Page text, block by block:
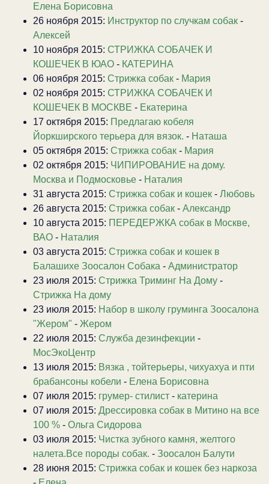
Елена Борисовна
26 ноября 2015: Инструктор по случкам собак -
Алексей
10 ноября 2015: СТРИЖКА СОБАЧЕК И
КОШЕЧЕК В ЮАО - КАТЕРИНА
06 ноября 2015: Стрижка собак - Мария
02 ноября 2015: СТРИЖКА СОБАЧЕК И
КОШЕЧЕК В МОСКВЕ - Екатерина
17 октября 2015: Предлагаю кобеля
Йоркширского терьера для вязок. - Наташа
05 октября 2015: Стрижка собак - Мария
02 октября 2015: ЧИПИРОВАНИЕ на дому.
Москва и Подмосковье - Наталия
31 августа 2015: Стрижка собак и кошек - Любовь
26 августа 2015: Стрижка собак - Александр
10 августа 2015: ПЕРЕДЕРЖКА собак в Москве,
ВАО - Наталия
03 августа 2015: Стрижка собак и кошек в
Балашихе Зоосалон Собака - Администратор
23 июля 2015: Стрижка Триминг На Дому -
Стрижка На дому
23 июля 2015: Набор в школу груминга Зоосалона
"Жером" - Жером
22 июля 2015: Служба дезинфекции -
МосЭкоЦентр
13 июля 2015: Вязка , тойтерьеры, чихуахуа и пти
брабансоны кобели - Елена Борисовна
07 июля 2015: грумер- стилист - катерина
07 июля 2015: Дрессировка собак в Митино на все
100 % - Ольга Сидорова
03 июля 2015: Чистка зубного камня, желтого
налета.Все породы собак. - Зоосалон Балути
28 июня 2015: Стрижка собак и кошек без наркоза